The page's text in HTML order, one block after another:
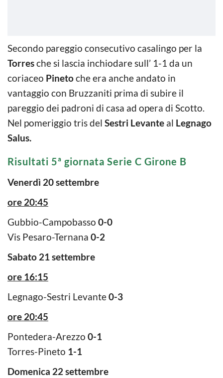
Secondo pareggio consecutivo casalingo per la
Torresche si lascia inchiodare sull’ 1-1 da un
coriaceo Pinetoche era anche andato in
vantaggio con Bruzzaniti prima di subire il
pareggio dei padroni di casa ad opera di Scotto.
Nel pomeriggio tris del Sestri Levante al Legnago
Salus.
Risultati 5ª giornata Serie C Girone B
Venerdì 20 settembre
ore 20:45
Gubbio-Campobasso 0-0
Vis Pesaro-Ternana 0-2
Sabato 21 settembre
ore 16:15
Legnago-Sestri Levante0-3
ore 20:45
Pontedera-Arezzo 0-1
Torres-Pineto 1-1
Domenica 22 settembre